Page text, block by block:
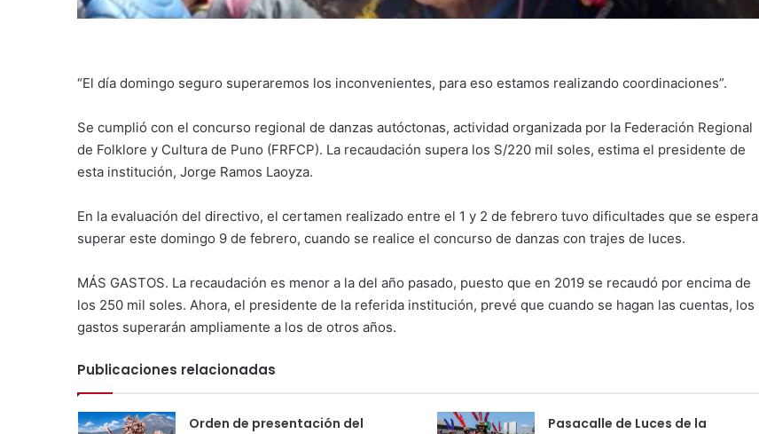
“El día domingo seguro superaremos los inconvenientes, para eso estamos realizando coordinaciones”.
Se cumplió con el concurso regional de danzas autóctonas, actividad organizada por la Federación Regional
de Folklore y Cultura de Puno (FRFCP). La recaudación supera los S/220 mil soles, estima el presidente de
esta institución, Jorge Ramos Laoyza.
En la evaluación del directivo, el certamen realizado entre el 1 y 2 de febrero tuvo dificultades que se espera
superar este domingo 9 de febrero, cuando se realice el concurso de danzas con trajes de luces.
MÁS GASTOS. La recaudación es menor a la del año pasado, puesto que en 2019 se recaudó por encima de
los 250 mil soles. Ahora, el presidente de la referida institución, prevé que cuando se hagan las cuentas, los
gastos superarán ampliamente a los de otros años.
Publicaciones relacionadas
Orden de presentación del
Pasacalle de Luces de la